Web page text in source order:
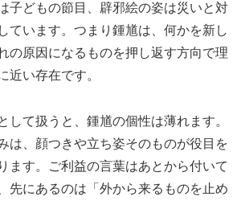
子どもの節目、辟邪絵の姿は災いと対
ています。つまり鍾馗は、何かを新し
の原因になるものを押し返す方向で理
近い存在です。
して扱うと、鍾馗の個性は薄れます。
は、顔つきや立ち姿そのものが役目を
ます。ご利益の言葉はあとから付いて
先にあるのは「外から来るものを止め